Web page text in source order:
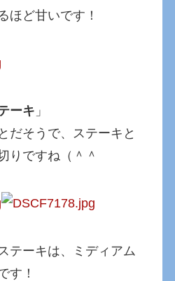
ほど甘いです！
ーキ 」
だそうで、ステーキと
りですね（＾＾
テーキは、ミディアム
す！